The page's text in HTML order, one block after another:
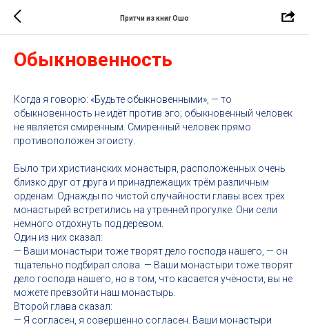
Притчи из книг Ошо
Обыкновенность
Когда я говорю: «Будьте обыкновенными», — то
обыкновенность не идёт против эго; обыкновенный человек
не является смиренным. Смиренный человек прямо
противоположен эгоисту.
Было три христианских монастыря, расположенных очень
близко друг от друга и принадлежащих трём различным
орденам. Однажды по чистой случайности главы всех трёх
монастырей встретились на утренней прогулке. Они сели
немного отдохнуть под деревом.
Один из них сказал:
— Ваши монастыри тоже творят дело господа нашего, — он
тщательно подбирал слова. — Ваши монастыри тоже творят
дело господа нашего, но в том, что касается учёности, вы не
можете превзойти наш монастырь.
Второй глава сказал:
— Я согласен, я совершенно согласен. Ваши монастыри